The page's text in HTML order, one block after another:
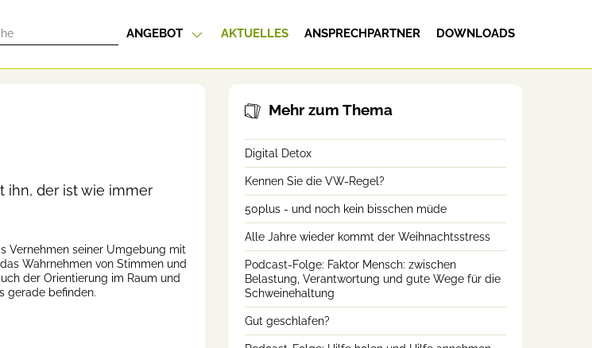
ANGEBOT AKTUELLES ANSPRECHPARTNER DOWNLOADS
ihn, der ist wie immer
Vernehmen seiner Umgebung mit
Wahrnehmen von Stimmen und
der Orientierung im Raum und
gerade befinden.
Mehr zum Thema
Digital Detox
Kennen Sie die VW-Regel?
50plus - und noch kein bisschen müde
Alle Jahre wieder kommt der Weihnachtsstress
Podcast-Folge: Faktor Mensch: zwischen
Belastung, Verantwortung und gute Wege für die
Schweinehaltung
Gut geschlafen?